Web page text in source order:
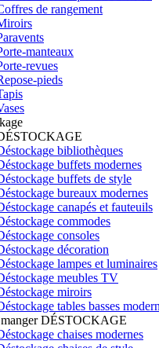
de rangement
manteaux
revues
pieds
bibliothèques
buffets modernes
buffets de style
bureaux modernes
canapés et fauteuils
commodes
consoles
décoration
lampes et luminaires
meubles TV
miroirs
tables basses
DÉSTOCKAGE
chaises modernes